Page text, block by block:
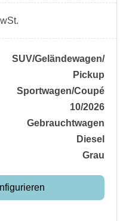
SUV/​Geländewagen/​
Pickup
Sportwagen/​Coupé
10/2026
Gebrauchtwagen
Diesel
Grau